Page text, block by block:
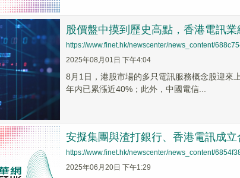
股價盤中摸到歷史高點，香港電訊業
https://www.finet.hk/newscenter/news_content/
2025年08月01日 下午4:04
8月1日，港股市場的多只電訊服務概念股迎來
年内已累漲近40%；此外，中國電信...
安擬集團與渣打銀行、香港電訊成
https://www.finet.hk/newscenter/news_content/
2025年06月20日 下午1:29